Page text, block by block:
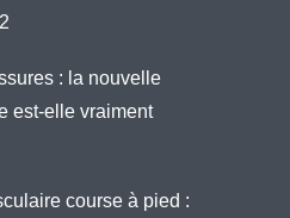
: la nouvelle
est-elle vraiment
course à pied :